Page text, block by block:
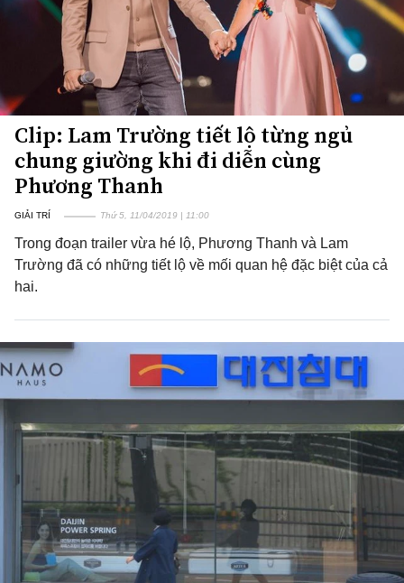
Clip: Lam Trường tiết lộ từng ngủ
chung giường khi đi diễn cùng
Phương Thanh
GIẢI TRÍ Thứ 5, 11/04/2019 | 11:00
Trong đoạn trailer vừa hé lộ, Phương Thanh và Lam
Trường đã có những tiết lộ về mối quan hệ đặc biệt của cả
hai.